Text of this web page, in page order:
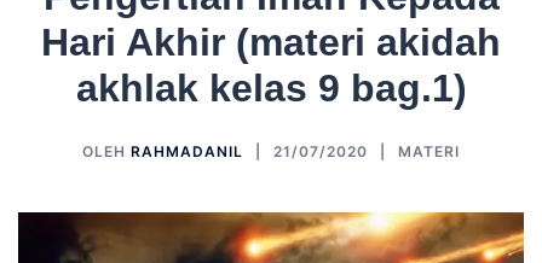
Hari Akhir (materi akidah
akhlak kelas 9 bag.1)
OLEH RAHMADANIL 21/07/2020 MATERI